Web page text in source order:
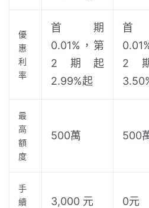
優
惠
利
率
首期
0.01%，第
2期起
2.99%起
2
最
高
額
度
500萬 500
手
續
3,000 元 0元